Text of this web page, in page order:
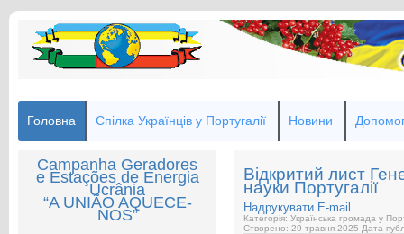
Головна Спілка Українців у Португалії Новини
Campanha Geradores
e Estações de Energia
Ucrânia
“A UNIÃO AQUECE-
NOS”
Відкритий лист
науки Португалії
Надрукувати E-mail
Категорія: Українська громада у
Створено: 29 травня 2025 Дата